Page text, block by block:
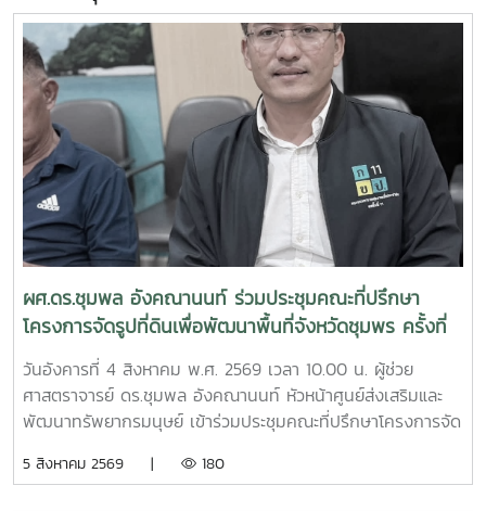
ผศ.ดร.ชุมพล อังคณานนท์ ร่วมประชุมคณะที่ปรึกษา
โครงการจัดรูปที่ดินเพื่อพัฒนาพื้นที่จังหวัดชุมพร ครั้งที่
2/2569
วันอังคารที่ 4 สิงหาคม พ.ศ. 2569 เวลา 10.00 น. ผู้ช่วย
ศาสตราจารย์ ดร.ชุมพล อังคณานนท์ หัวหน้าศูนย์ส่งเสริมและ
พัฒนาทรัพยากรมนุษย์ เข้าร่วมประชุมคณะที่ปรึกษาโครงการจัด
รวม สาย ก3 และ ก4ในเขตผังเมืองรวมชุมชนปากน้ำหลังสวน
5 สิงหาคม 2569 | 180